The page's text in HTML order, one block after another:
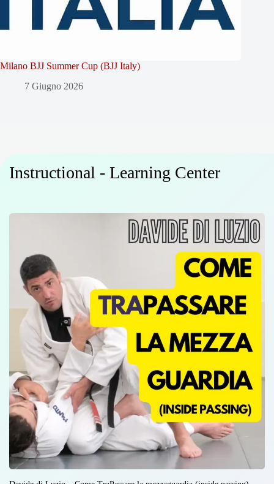
Milano BJJ Summer Cup (BJJ Italy)
7 Giugno 2026
Instructional - Learning Center